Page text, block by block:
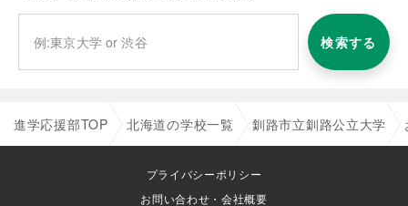
検索する
進学応援部TOP 北海道の学校一覧 釧路市立釧路公立大学
プライバシーポリシー
お問い合わせ・会社概要